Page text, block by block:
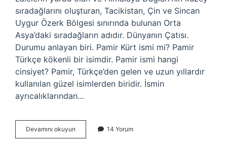
sıradağlarını oluşturan, Tacikistan, Çin ve Sincan
Uygur Özerk Bölgesi sınırında bulunan Orta
Asya’daki sıradağların adıdır. Dünyanın Çatısı.
Durumu anlayan biri. Pamir Kürt ismi mi? Pamir
Türkçe kökenli bir isimdir. Pamir ismi hangi
cinsiyet? Pamir, Türkçe’den gelen ve uzun yıllardır
kullanılan güzel isimlerden biridir. İsmin
ayrıcalıklarından…
Devamını okuyun
Ismi
14 Yorum